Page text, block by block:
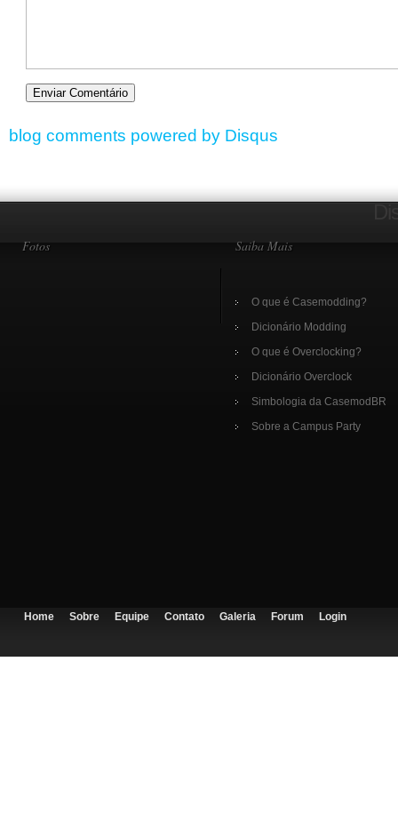
blog comments powered by Disqus
Fotos Saiba Mais
O que é Casemodding?
Dicionário Modding
O que é Overclocking?
Dicionário Overclock
Simbologia da CasemodBR
Sobre a Campus Party
Home Sobre Equipe Contato Galeria Forum Login